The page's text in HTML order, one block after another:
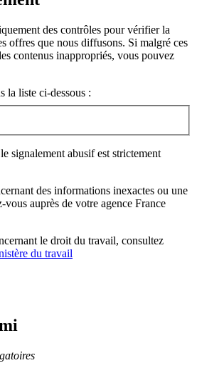
des contrôles pour vérifier la
offres que nous diffusons. Si malgré ces
contenus inappropriés, vous pouvez
la liste ci-dessous :
signalement abusif est strictement
des informations inexactes ou une
vous auprès de votre agence France
le droit du travail, consultez
du travail